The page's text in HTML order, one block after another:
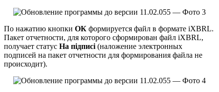
По нажатию кнопки ОК формируется файл в формате iXBRL.
Пакет отчетности, для которого сформирован файл iXBRL,
получает статус На підписі (наложение электронных
подписей на пакет отчетности для формирования файла не
происходит).